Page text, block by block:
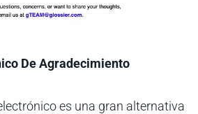
De Agradecimiento
es una gran alternativa